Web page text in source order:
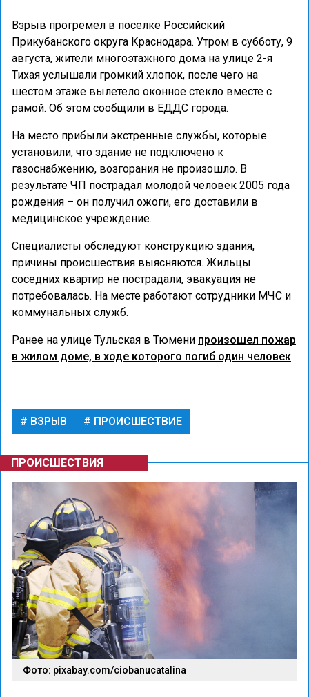
Взрыв прогремел в поселке Российский
Прикубанского округа Краснодара. Утром в субботу, 9
августа, жители многоэтажного дома на улице 2-я
Тихая услышали громкий хлопок, после чего на
шестом этаже вылетело оконное стекло вместе с
рамой. Об этом сообщили в ЕДДС города.
На место прибыли экстренные службы, которые
установили, что здание не подключено к
газоснабжению, возгорания не произошло. В
результате ЧП пострадал молодой человек 2005 года
рождения – он получил ожоги, его доставили в
медицинское учреждение.
Специалисты обследуют конструкцию здания,
причины происшествия выясняются. Жильцы
соседних квартир не пострадали, эвакуация не
потребовалась. На месте работают сотрудники МЧС и
коммунальных служб.
Ранее на улице Тульская в Тюмени произошел пожар
в жилом доме, в ходе которого погиб один человек.
ВЗРЫВ ПРОИСШЕСТВИЕ
ПРОИСШЕСТВИЯ
Фото: pixabay.com/ciobanucatalina